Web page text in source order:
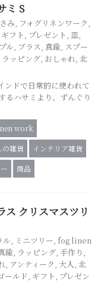
ミ S
み, フォグリネンワーク,
ギフト, プレゼント, 皿,
ル, ブラス, 真鍮, スプー
ラッピング, おしゃれ, 北
ドで日常的に使われて
るハサミより、ずんぐり
work
の雑貨
インテリア雑貨
商品
クリスマスツリ
ル, ミニツリー, fog linen
鍮, ラッピング, 手作り ,
, アンティーク, 大人, 北
ールド, ギフト, プレゼン